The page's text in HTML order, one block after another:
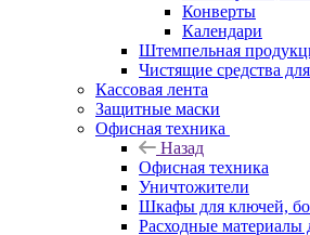
Конверты
Календари
Штемпельная
Чистящие средства
Кассовая лента
Защитные маски
Офисная техника
Назад
Офисная техника
Уничтожители
Шкафы для ключей,
Расходные